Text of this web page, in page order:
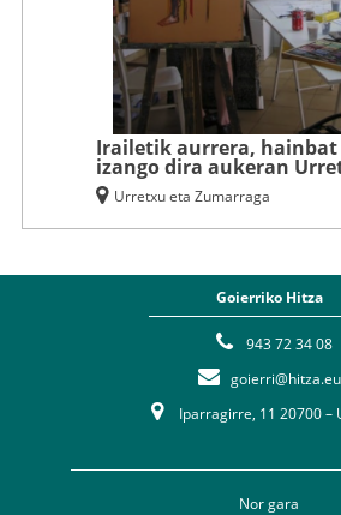
Irailetik aurrera,
izango dira aukeran
Urretxu eta Zumarraga
Goierriko Hitza
943 72 34 08
Iparragirre, 11 20700 –
Nor gara